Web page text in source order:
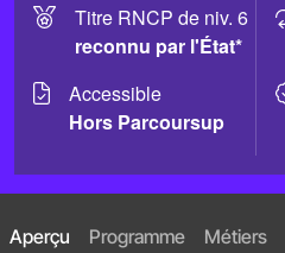
Titre RNCP de niv. 6
reconnu par l'État*
Accessible
Hors Parcoursup
Aperçu Programme Métiers